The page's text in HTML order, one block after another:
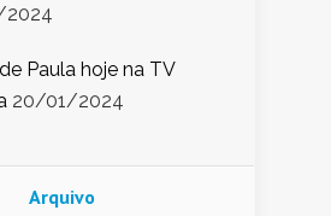
Paula hoje na TV
20/01/2024
Arquivo